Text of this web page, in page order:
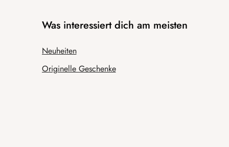
Was interessiert dich am meisten
Neuheiten
Originelle Geschenke